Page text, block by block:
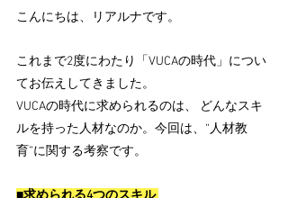
こんにちは、リアルナです。
これまで2度にわたり「VUCAの時代」につい
てお伝えしてきました。
VUCAの時代に求められるのは、 どんなスキ
ルを持った人材なのか。今回は、“人材教
育”に関する考察です。